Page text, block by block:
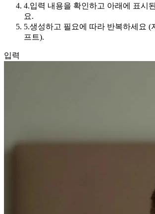
4.입력 내용을 확인하고 아래에 표시
요.
5.생성하고 필요에 따라 반복하세요 (
프트).
입력